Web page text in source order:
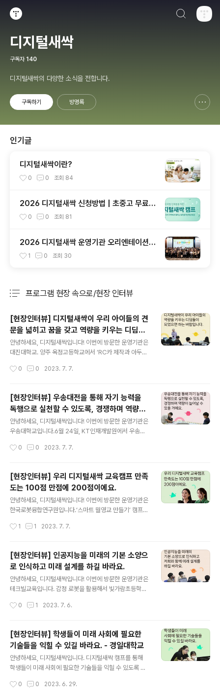
디지털새싹
구독자 140
디지털새싹의 다양한 소식을 전합니다.
구독하기 방명록
인기글
디지털새싹이란?
0 0 조회 84
2026 디지털새싹 신청방법 | 초중고 무료 A
I·SW 교육 프로그램
0 0 조회 81
2026 디지털새싹 운영기관 오리엔테이션을
진행했습니다! 🌱
1 0 조회 30
프로그램 현장 속으로/현장 인터뷰
[현장인터뷰] 디지털새싹이 우리 아이들의 견
문을 넓히고 꿈을 갖고 역량을 키우는 디딤돌
이 되었으면 하는 바람입니다.
​안녕하세요, 디지털새싹입니다! 이번에 방문한 운영기관은
대진대학교. 양주 옥정고등학교에서 ‘RC카 제작과 아두이
니다. 궁금하시다면 바로 이미지 혹은 아래 링크를 클릭해
ew_sac/223148294168 [대진대학교 디지털새싹 교
육캠프 현장 인터뷰] 디지털새싹이 우리 아이들의 견문을
넓히고 꿈 [대진대학교 디지털새싹 교육캠프 현장 인터뷰]
디지털새싹이 우리 아이들의 견문을 넓히고 꿈을 갖고 역
량... blog.naver.com
0 0 2023. 7. 7.
[현장인터뷰] 우송대전을 통해 자기 능력을
독행으로 실천할 수 있도록, 경쟁하며 역량이
늘어날 수 있을 거예요.
​안녕하세요, 디지털새싹입니다! 이번에 방문한 운영기관은
우송대학교입니다.6월 24일, KT인재개발원에서 우송대
디지털새싹 캠프에서 학습한 내용을 바탕으로한 경진대회
해주세요! ★콘텐츠 바로가기: https://blog.naver.co
m/new_sac/223147378934 [우송대학교 디지털새
싹 교육캠프 현장 인터뷰] 우송대전을 통해 자기 능력을 독
행으로 실천할 [우송대학교 디지털새싹 교육캠프 현장 인
터뷰] 우송대전을 통해 자기 능력을 독행으로 실천할 수 있
0 0 2023. 7. 7.
[현장인터뷰] 우리 디지털새싹 교육캠프 만족
도는 100점 만점에 200점이에요.
​안녕하세요, 디지털새싹입니다! 이번에 방문한 운영기관은
한국로봇융합연구원입니다.‘스마트 월영교 만들기’ 캠프가
크를 클릭해주세요! ★콘텐츠 바로가기: https://blog.na
교육캠프 만족도는 100 [한국로봇융합연구원 디지털새싹
교육캠프 현장 인터뷰] 우리 디지털새싹 교육캠프 만족도
는 100점 만점에 ... blog.naver.com
1 1 2023. 7. 7.
[현장인터뷰] 인공지능을 미래의 기본 소양으
로 인식하고 미래 설계를 하길 바라요.
​안녕하세요, 디지털새싹입니다! 이번에 방문한 운영기관은
테크빌교육입니다. 감정 로봇을 활용해서 빛가람초등학교
궁금하시다면 바로 이미지 혹은 아래 링크를 클릭해주세
sac/223145533042 [테크빌교육 디지털새싹 교육캠
프 현장 인터뷰] 인공지능을 미래의 기본 소양으로 인식하
고 미 [테크빌교육 디지털새싹 교육캠프 현장 인터뷰] 인공
지능을 미래의 기본 소양으로 인식하고 미래 설계를 하... b
log.naver.com
0 1 2023. 7. 6.
[현장인터뷰] 학생들이 미래 사회에 필요한
기술들을 익힐 수 있길 바라요. - 경일대학교
안녕하세요, 디지털새싹입니다. 디지털새싹 캠프를 통해
학생들이 미래 사회에 필요한 기술들을 익힐 수 있도록 캠
로 이미지 혹은 아래 링크를 클릭해주세요! ★ 콘텐츠 바로
0 0 2023. 6. 29.